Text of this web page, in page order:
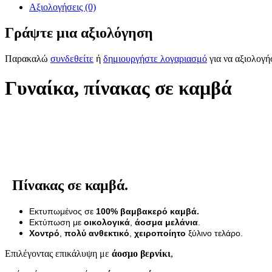
Αξιολογήσεις (0)
Γράψτε μια αξιολόγηση
Παρακαλώ συνδεθείτε ή δημιουργήστε λογαριασμό για να
Γυναίκα, πίνακας σε καμβά
Πίνακας σε καμβά.
Εκτυπωμένος σε 100% βαμβακερό καμβά.
Εκτύπωση με οικολογικά άοσμα μελάνια
Χοντρό πολύ ανθεκτικό χειροποίητο ξύλινο τελάρο.
Επιλέγοντας επικάλυψη με άοσμο βερνίκι,